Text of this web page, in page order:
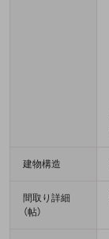
建物構造
間取り詳細
（帖）